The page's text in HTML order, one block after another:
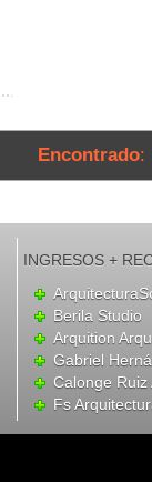
Encontrado:
INGRESOS +
Berila Studio
Arquition
Gabriel
Calonge Ruiz
Fs